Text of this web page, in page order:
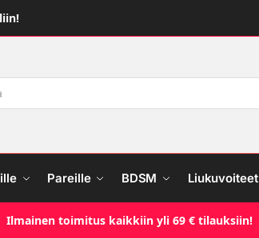
Pareille BDSM Liukuvoiteet
Ilmainen toimitus kaikkiin yli 69 € tilauksiin!